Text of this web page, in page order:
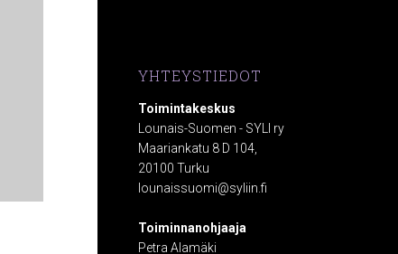
YHTEYSTIEDOT
Toimintakeskus
Lounais-Suomen - SYLI ry
Maariankatu 8 D 104,
20100 Turku
lounaissuomi@syliin.fi
Toiminnanohjaaja
Petra Alamäki